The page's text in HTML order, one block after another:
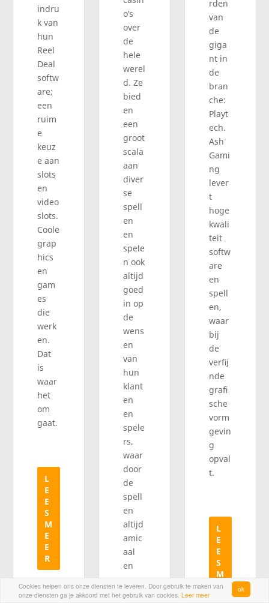
ok
Cookies helpen ons onze diensten te leveren. Door gebruik te maken van
onze diensten ga je akkoord met het gebruik van cookies. Leer meer
indru
k van
hun
Reel
Deal
softw
are;
een
ruim
e
keuz
e aan
slots
en
video
slots.
Coole
grap
hics
en
gam
es
die
werk
en.
Dat
is
waar
het
om
gaat.
L
E
E
S
M
E
E
R
o’s
over
de
hele
werel
d. Ze
bied
en
een
groot
scala
aan
diver
se
spell
en
en
spele
n ook
altijd
goed
in op
de
wens
en
van
hun
klant
en
en
spele
rs,
waar
door
de
spell
en
altijd
amic
aal
en
nend
rden
van
de
giga
nt in
de
bran
che:
Playt
ech.
Ash
Gami
ng
lever
t
hoge
kwali
teit
softw
are
en
spell
en,
waar
bij
de
verfij
nde
grafi
sche
vorm
gevin
g
opval
t.
L
E
E
S
M
E